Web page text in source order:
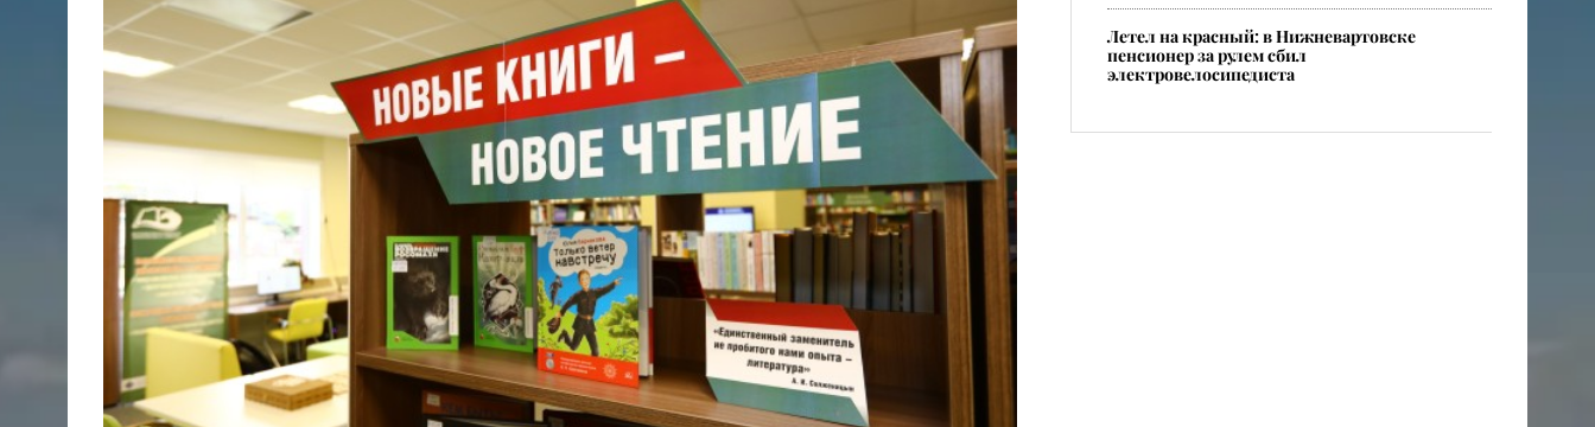
​Летел на красный: в Нижневартовске
пенсионер за рулем сбил
электровелосипедиста